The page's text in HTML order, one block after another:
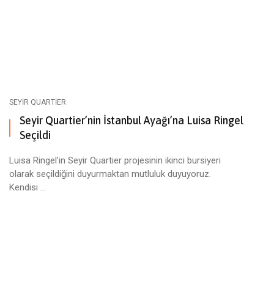
SEYIR QUARTIER
Seyir Quartier’nin İstanbul Ayağı’na Luisa Ringel
Seçildi
Luisa Ringel’in Seyir Quartier projesinin ikinci bursiyeri
olarak seçildiğini duyurmaktan mutluluk duyuyoruz.
Kendisi ...